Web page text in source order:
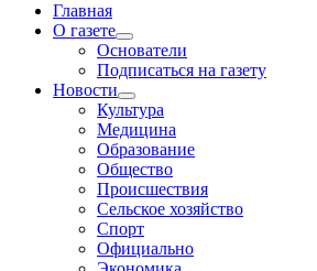
Главная
О газете
Основатели
Подписаться на газету
Новости
Культура
Медицина
Образование
Общество
Происшествия
Сельское хозяйство
Спорт
Официально